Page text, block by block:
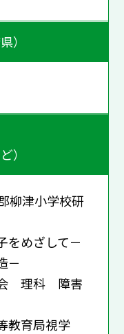
）
）
柳津小学校研
をめざして－
－
理科 障害
教育局視学